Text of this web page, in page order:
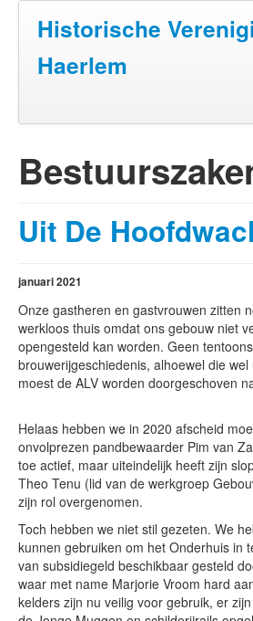
Historische
Haerlem
Doen
Over ons
Contact
Onthoud mij
Gebruikersnaam vergeten?
Wachtwoord vergeten?
Inloggen
Search
Uit De
januari 2021
Onze gastheren en gastvrouwen zitten
werkloos thuis omdat ons gebouw niet
opengesteld kan worden. Geen
brouwerijgeschiedenis, alhoewel die
moest de ALV worden doorgeschoven
Helaas hebben we in 2020 afscheid
onvolprezen pandbewaarder Pim van
toe actief, maar uiteindelijk heeft zijn
Theo Tenu (lid van de werkgroep
zijn rol overgenomen.
Toch hebben we niet stil gezeten. We
kunnen gebruiken om het Onderhuis in
van subsidiegeld beschikbaar gesteld
waar met name Marjorie Vroom hard
kelders zijn nu veilig voor gebruik, er